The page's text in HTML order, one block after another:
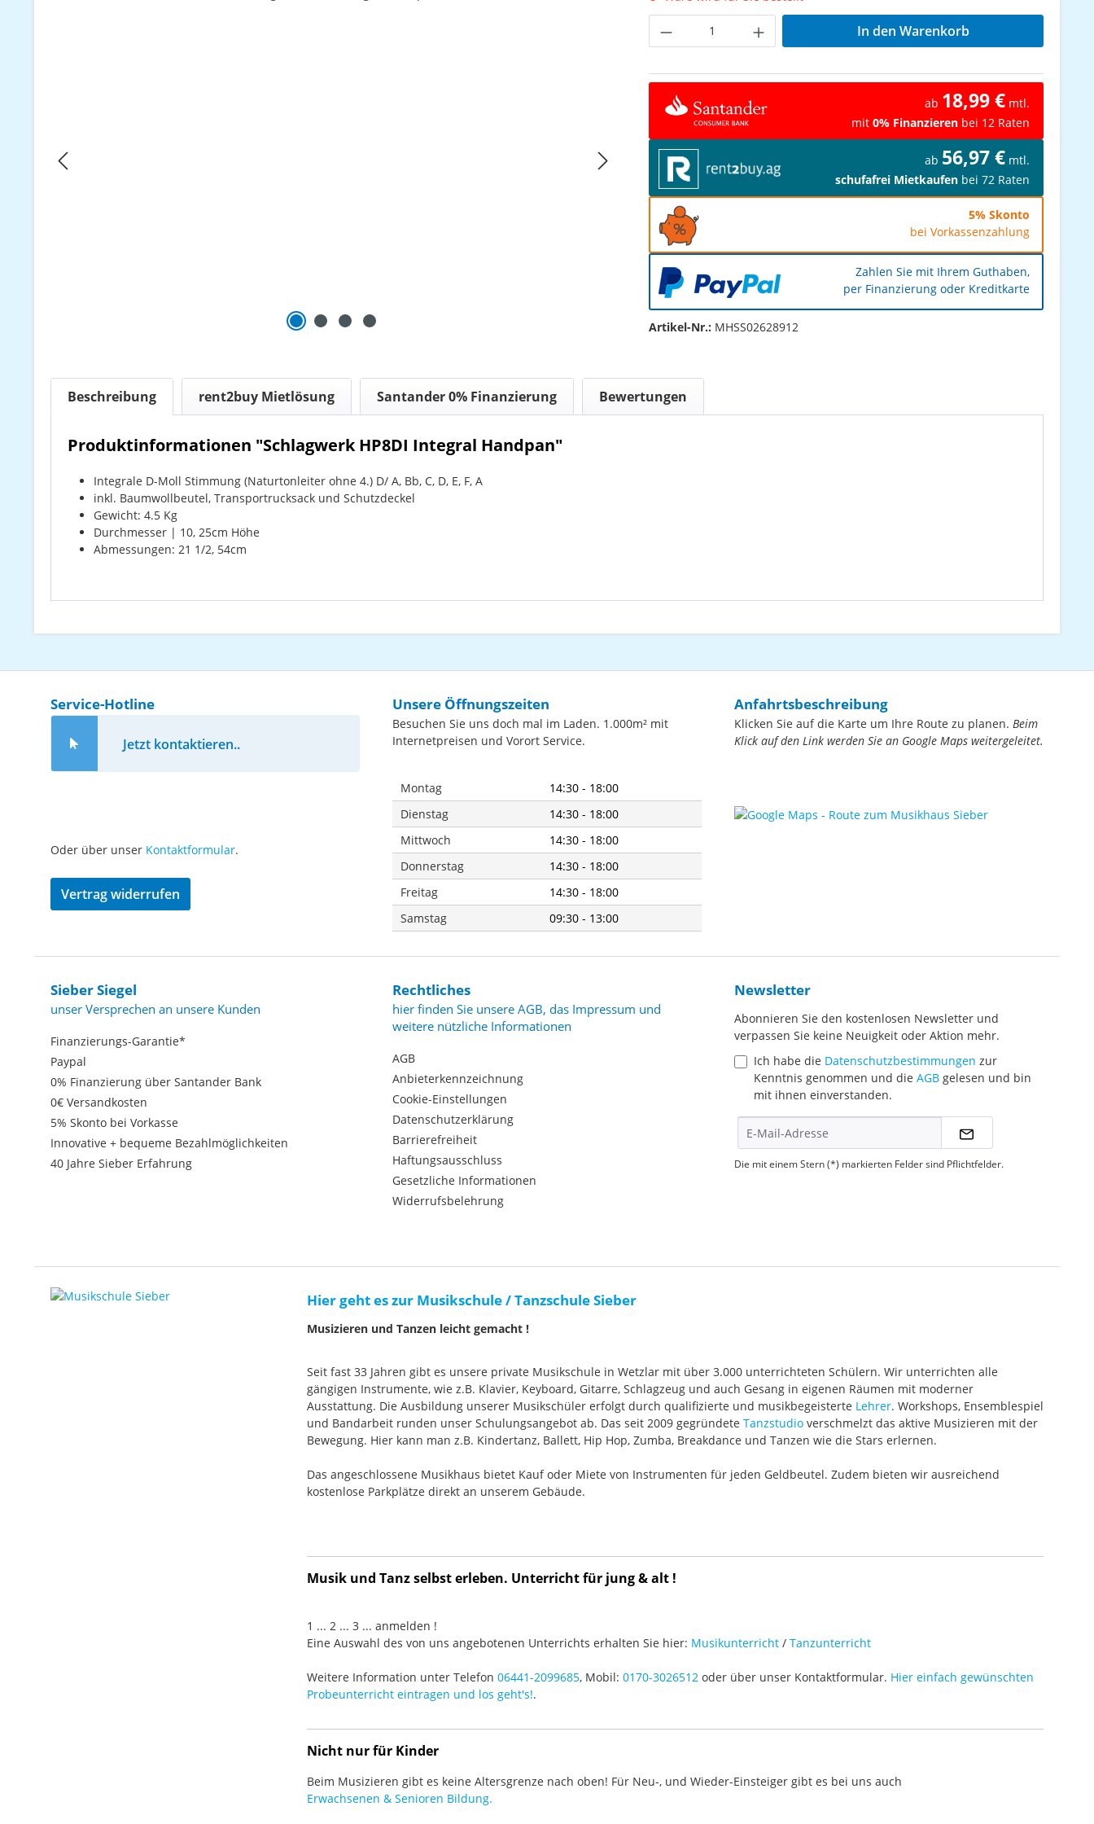
Produkt Anzahl: Gib den gewünschten Wert
In den Warenkorb
ab 18,99 € mtl.
mit 0% Finanzieren bei 12 Raten
ab 56,97 € mtl.
schufafrei Mietkaufen bei 72 Raten
5% Skonto
bei Vorkassenzahlung
Zahlen Sie mit Ihrem Guthaben,
per Finanzierung oder Kreditkarte
Artikel-Nr.: MHSS02628912
Beschreibung rent2buy Mietlösung Santander 0% Finanzierung Bewertungen
Produktinformationen "Schlagwerk HP8DI Integral Handpan"
Integrale D-Moll Stimmung (Naturtonleiter ohne 4.) D/ A, Bb, C, D, E, F, A
inkl. Baumwollbeutel, Transportrucksack und Schutzdeckel
Gewicht: 4.5 Kg
Durchmesser | 10, 25cm Höhe
Abmessungen: 21 1/2, 54cm
Service-Hotline
Jetzt kontaktieren..
Oder über unser Kontaktformular.
Vertrag widerrufen
Unsere Öffnungszeiten
Besuchen Sie uns doch mal im Laden. 1.000m² mit
Internetpreisen und Vorort Service.
Montag
14:30 - 18:00
Dienstag
14:30 - 18:00
Mittwoch
14:30 - 18:00
Donnerstag
14:30 - 18:00
Freitag
14:30 - 18:00
Samstag
09:30 - 13:00
Anfahrtsbeschreibung
Klicken Sie auf die Karte um Ihre Route zu planen. Beim
Klick auf den Link werden Sie an Google Maps weitergeleitet.
Sieber Siegel
unser Versprechen an unsere Kunden
Finanzierungs-Garantie*
Paypal
0% Finanzierung über Santander Bank
0€ Versandkosten
5% Skonto bei Vorkasse
Innovative + bequeme Bezahlmöglichkeiten
40 Jahre Sieber Erfahrung
Rechtliches
hier finden Sie unsere AGB, das Impressum und
weitere nützliche Informationen
AGB
Anbieterkennzeichnung
Cookie-Einstellungen
Datenschutzerklärung
Barrierefreiheit
Haftungsausschluss
Gesetzliche Informationen
Widerrufsbelehrung
Newsletter
Abonnieren Sie den kostenlosen Newsletter und
verpassen Sie keine Neuigkeit oder Aktion mehr.
Ich habe die Datenschutzbestimmungen zur
Kenntnis genommen und die AGB gelesen und bin
mit ihnen einverstanden.
Die mit einem Stern (*) markierten Felder sind Pflichtfelder.
Hier geht es zur Musikschule / Tanzschule Sieber
Musizieren und Tanzen leicht gemacht !
Seit fast 33 Jahren gibt es unsere private Musikschule in Wetzlar mit über 3.000 unterrichteten Schülern. Wir unterrichten alle
gängigen Instrumente, wie z.B. Klavier, Keyboard, Gitarre, Schlagzeug und auch Gesang in eigenen Räumen mit moderner
Ausstattung. Die Ausbildung unserer Musikschüler erfolgt durch qualifizierte und musikbegeisterte Lehrer. Workshops, Ensemblespiel
und Bandarbeit runden unser Schulungsangebot ab. Das seit 2009 gegründete Tanzstudio verschmelzt das aktive Musizieren mit der
Bewegung. Hier kann man z.B. Kindertanz, Ballett, Hip Hop, Zumba, Breakdance und Tanzen wie die Stars erlernen.
Das angeschlossene Musikhaus bietet Kauf oder Miete von Instrumenten für jeden Geldbeutel. Zudem bieten wir ausreichend
kostenlose Parkplätze direkt an unserem Gebäude.
Musik und Tanz selbst erleben. Unterricht für jung & alt !
1 ... 2 ... 3 ... anmelden !
Eine Auswahl des von uns angebotenen Unterrichts erhalten Sie hier: Musikunterricht / Tanzunterricht
Weitere Information unter Telefon 06441-2099685, Mobil: 0170-3026512 oder über unser Kontaktformular. Hier einfach gewünschten
Probeunterricht eintragen und los geht's!.
Nicht nur für Kinder
Beim Musizieren gibt es keine Altersgrenze nach oben! Für Neu-, und Wieder-Einsteiger gibt es bei uns auch
Erwachsenen & Senioren Bildung.